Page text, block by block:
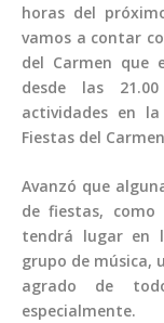
horas del
vamos a contar
del Carmen que
desde las
actividades en
Fiestas del
Avanzó que
de fiestas,
tendrá lugar en
grupo de música,
agrado de
especialmente.